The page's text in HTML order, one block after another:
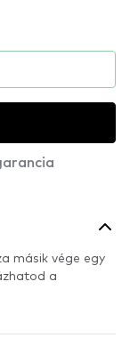
másik vége egy
a